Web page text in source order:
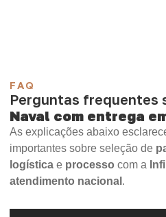
FAQ
Perguntas frequentes
Naval com entrega
As explicações abaixo
importantes sobre seleção de
logística e processo com a
atendimento nacional .